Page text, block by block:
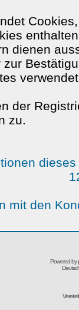
dienen
der
zu.
mit den
Powered by